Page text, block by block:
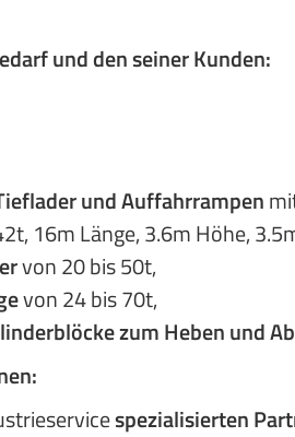
und den seiner Kunden:
und Auffahrrampen
16m Länge, 3.6m Höhe,
von 20 bis 50t,
von 24 bis 70t,
zum Heben und
spezialisierten